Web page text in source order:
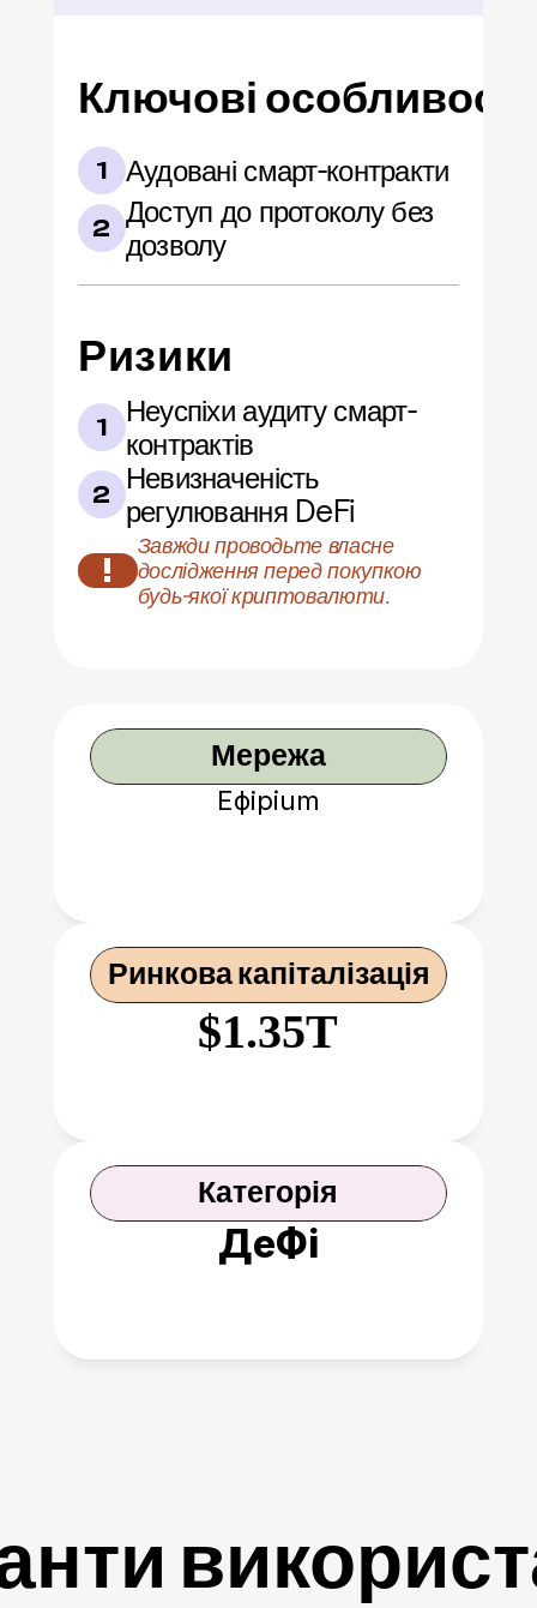
Ключові особливості
1 Аудовані смарт-контракти
2 Доступ до протоколу без
дозволу
Ризики
1
Неуспіхи аудиту смарт-
контрактів
2
Невизначеність
регулювання DeFi
!
Завжди проводьте власне
дослідження перед покупкою
будь-якої криптовалюти.
Мережа
Ефірium
Ринкова капіталізація
$1.35T
Категорія
ДеФі